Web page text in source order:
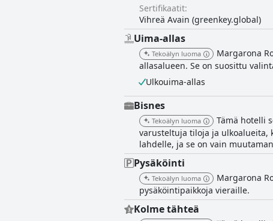
Sertifikaatit:
Vihreä Avain (greenkey.global)
Uima-allas
Tekoälyn luoma
Margarona
allasalueen. Se on suosittu
Ulkouima-allas
Bisnes
Tekoälyn luoma
Tämä hotelli
varusteltuja tiloja ja ulkoalueita,
lahdelle, ja se on vain
Pysäköinti
Tekoälyn luoma
Margarona
pysäköintipaikkoja vieraille.
Kolme tähteä